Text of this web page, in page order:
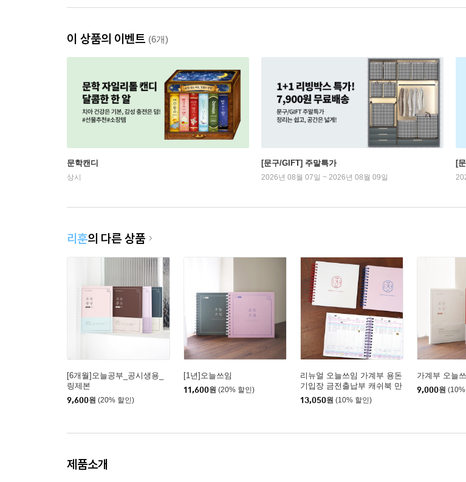
이 상품의 이벤트 (6개)
문학캔디
상시
[문구/GIFT] 주말특가
2026년 08월 07일 ~ 2026년 08월 09일
[
리훈의 다른 상품
[6개월]오늘공부_공시생용_
링제본
9,600원 (20% 할인)
[1년]오늘쓰임
11,600원 (20% 할인)
리뉴얼 오늘쓰임 가계부 용돈
기입장 금전출납부 캐쉬북 만
년
13,050원 (10% 할인)
가계부 오늘
9,000원
제품소개